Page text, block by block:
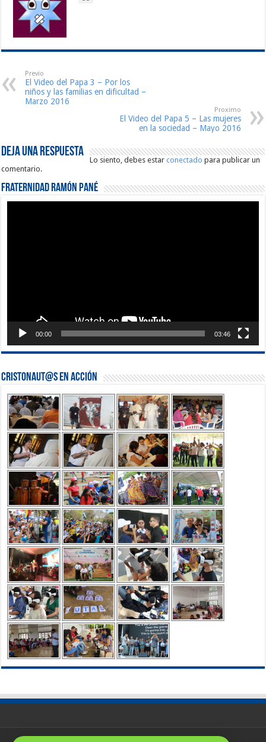
Previo
El Video del Papa 3 – Por los
niños y las familias en dificultad –
Marzo 2016
Proximo
El Video del Papa 5 – Las mujeres
en la sociedad – Mayo 2016
Deja una respuesta
Lo siento, debes estarconectado para publicar un
comentario.
Fraternidad Ramón Pané
00:00 03:46
Cristonaut@s en Acción